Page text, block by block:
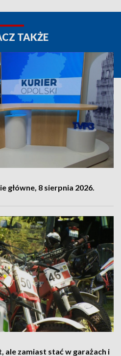
TAKŻE
główne, 8 sierpnia 2026.
ale zamiast stać w garażach i